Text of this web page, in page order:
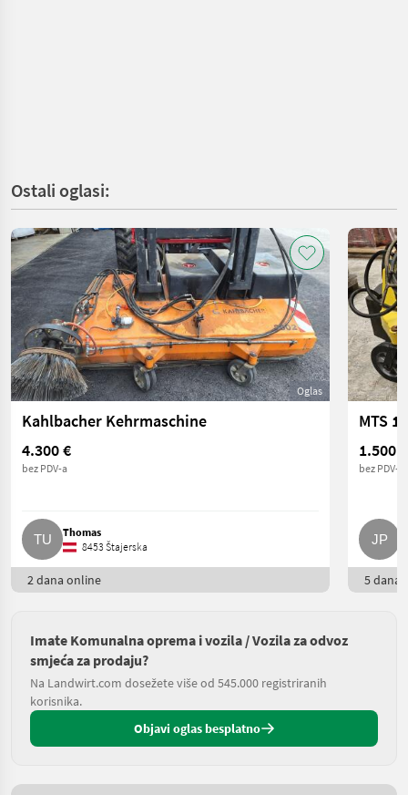
Ostali oglasi:
Oglas
Kahlbacher Kehrmaschine
4.300 €
bez PDV-a
Thomas
8453 Štajerska
2 dana online
1.500 €
bez PDV-a
5 dana
Imate Komunalna oprema i vozila / Vozila za odvoz
smjeća za prodaju?
Na Landwirt.com dosežete više od 545.000 registriranih
korisnika.
Objavi oglas besplatno